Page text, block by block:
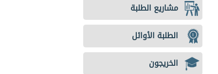
مشاريع الطلبة
الطلبة الأوائل
الخريجون